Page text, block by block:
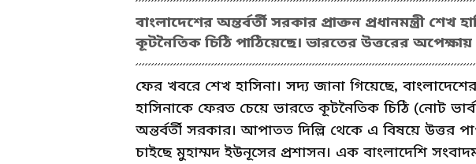
বাংলাদেশের অন্তর্বর্তী সরকার প্রাক্তন প্রধানমন্ত্রী শেখ
কূটনৈতিক চিঠি পাঠিয়েছে। ভারতের উত্তরের অপেক্ষায়
ফের খবরে শেখ হাসিনা। সদ্য জানা গিয়েছে, বাংলাদেশের
হাসিনাকে ফেরত চেয়ে ভারতে কূটনৈতিক চিঠি (নোট
অন্তর্বর্তী সরকার। আপাতত দিল্লি থেকে এ বিষয়ে উত্তর
চাইছে মুহাম্মদ ইউনূসের প্রশাসন। এক বাংলাদেশি